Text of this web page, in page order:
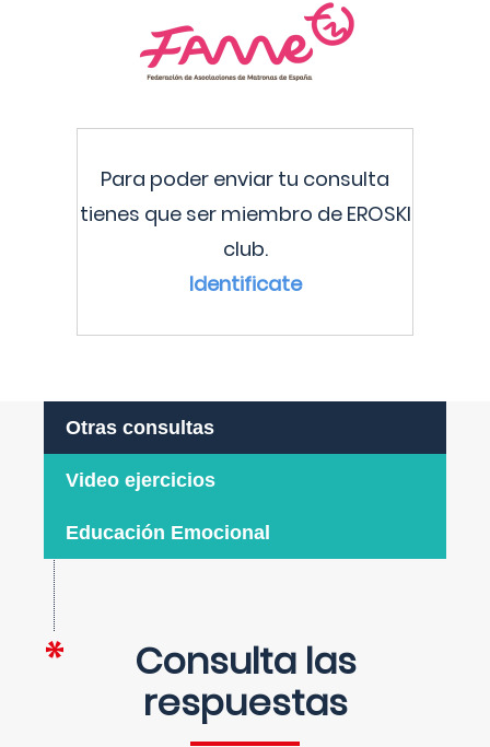
Para poder enviar tu consulta
tienes que ser miembro de EROSKI
club.
Identificate
Otras consultas
Video ejercicios
Educación Emocional
Consulta las
respuestas